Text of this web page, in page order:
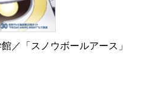
／「スノウボールアース」